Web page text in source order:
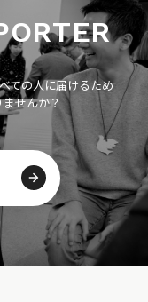
ての人に届けるため
せんか？